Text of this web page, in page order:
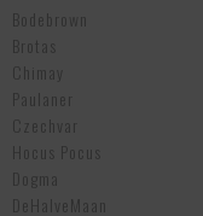
Bodebrown
Brotas
Chimay
Paulaner
Czechvar
Hocus Pocus
Dogma
DeHalveMaan